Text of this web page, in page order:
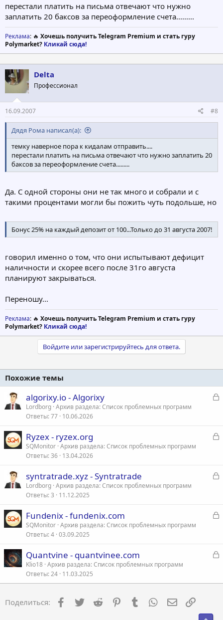
перестали платить на письма отвечают что нужно
заплатить 20 баксов за переоформление счета.........
Реклама: 🔥 Хочешь получить Telegram Premium и стать гуру
Polymarket? Кликай сюда!
Delta
Профессионал
16.09.2007 #8
Дядя Рома написал(а):
темку наверное пора к кидалам отправить....
перестали платить на письма отвечают что нужно заплатить 20
баксов за переоформление счета.........
Да. С одной стороны они не так много и собрали и с
такими процентами могли бы пожить чуть подольше, но
Бонус 25% на каждый депозит от 100...Только до 31 августа 2007!
говорил именно о том, что они испытывают дефицит
наличности и скорее всего после 31го августа
планируют закрываться.
Переношу...
Реклама: 🔥 Хочешь получить Telegram Premium и стать гуру
Polymarket? Кликай сюда!
Войдите или зарегистрируйтесь для ответа.
Похожие темы
З
algorixy.io - Algorixy
Lordborg Архив раздела: Список проблемных программ
Ответы 77 10.06.2026
З
Ryzex - ryzex.org
SQMonitor Архив раздела: Список проблемных программ
Ответы 36 13.04.2026
З
syntratrade.xyz - Syntratrade
Lordborg Архив раздела: Список проблемных программ
Ответы 3 11.12.2025
З
Fundenix - fundenix.com
SQMonitor Архив раздела: Список проблемных программ
Ответы 4 03.09.2025
З
р
Quantvine - quantvinee.com
Klio18 Архив раздела: Список проблемных программ
Ответы 24 11.03.2025
Поделиться: Facebook
Twitter Reddit PinterestTumblr WhatsApp